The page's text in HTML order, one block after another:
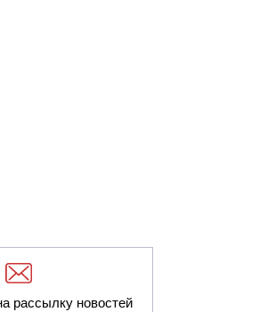
рассылку новостей